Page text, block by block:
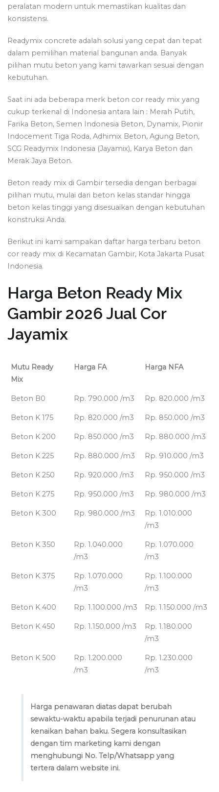
peralatan modern untuk memastikan kualitas dan
konsistensi.
Readymix concrete adalah solusi yang cepat dan tepat
dalam pemilihan material bangunan anda. Banyak
pilihan mutu beton yang kami tawarkan sesuai dengan
kebutuhan.
Saat ini ada beberapa merk beton cor ready mix yang
cukup terkenal di Indonesia antara lain : Merah Putih,
Farika Beton, Semen Indonesia Beton, Dynamix, Pionir
Indocement Tiga Roda, Adhimix Beton, Agung Beton,
SCG Readymix Indonesia (Jayamix), Karya Beton dan
Merak Jaya Beton.
Beton ready mix di Gambir tersedia dengan berbagai
pilihan mutu, mulai dari beton kelas standar hingga
beton kelas tinggi yang disesuaikan dengan kebutuhan
konstruksi Anda.
Berikut ini kami sampakan daftar harga terbaru beton
cor ready mix di Kecamatan Gambir, Kota Jakarta Pusat
Indonesia.
Harga Beton Ready Mix
Gambir 2026 Jual Cor
Jayamix
Mutu Ready
Mix
Harga FA Harga NFA
Beton B0 Rp. 790.000 /m3 Rp. 820.000 /m3
Beton K 175 Rp. 820.000 /m3 Rp. 850.000 /m3
Beton K 200 Rp. 850.000 /m3 Rp. 880.000 /m3
Beton K 225 Rp. 880.000 /m3 Rp. 910.000 /m3
Beton K 250 Rp. 920.000 /m3 Rp. 950.000 /m3
Beton K 275 Rp. 950.000 /m3 Rp. 980.000 /m3
Beton K 300 Rp. 980.000 /m3
Rp. 1.010.000
/m3
Beton K 350
Rp. 1.040.000
/m3
Rp. 1.070.000
/m3
Beton K 375
Rp. 1.070.000
/m3
Rp. 1.100.000
/m3
Beton K 400 Rp. 1.100.000 /m3 Rp. 1.150.000 /m3
Beton K 450 Rp. 1.150.000 /m3
Rp. 1.180.000
/m3
Beton K 500
Rp. 1.200.000
/m3
Rp. 1.230.000
/m3
Harga penawaran diatas dapat berubah
sewaktu-waktu apabila terjadi penurunan atau
kenaikan bahan baku. Segera konsultasikan
dengan tim marketing kami dengan
menghubungi No. Telp/Whatsapp yang
tertera dalam website ini.